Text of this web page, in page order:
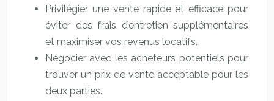
Privilégier une vente rapide et efficace pour
éviter des frais d’entretien supplémentaires
et maximiser vos revenus locatifs.
Négocier avec les acheteurs potentiels pour
trouver un prix de vente acceptable pour les
deux parties.